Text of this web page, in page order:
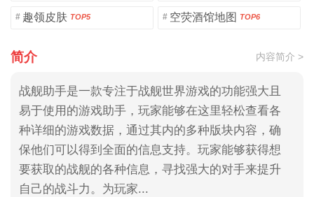
# 趣领皮肤 TOP5 # 空荧酒馆地图 TOP6
简介 内容简介 >
战舰助手是一款专注于战舰世界游戏的功能强大且
易于使用的游戏助手，玩家能够在这里轻松查看各
种详细的游戏数据，通过其内的多种版块内容，确
保他们可以得到全面的信息支持。玩家能够获得想
要获取的战舰的各种信息，寻找强大的对手来提升
自己的战斗力。为玩家...